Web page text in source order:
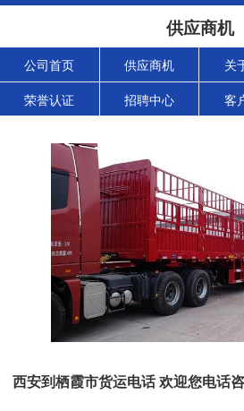
供应商机
公司首页 供应商机 关
荣誉认证 招聘中心 客
西安到栖霞市货运电话 欢迎您电话